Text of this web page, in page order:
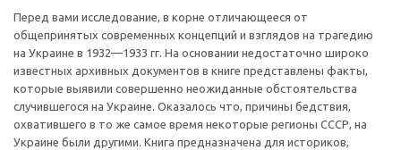
Перед вами исследование, в корне отличающееся от
общепринятых современных концепций и взглядов на трагедию
на Украине в 1932—1933 гг. На основании недостаточно широко
известных архивных документов в книге представлены факты,
которые выявили совершенно неожиданные обстоятельства
случившегося на Украине. Оказалось что, причины бедствия,
охватившего в то же самое время некоторые регионы СССР, на
Украине были другими. Книга предназначена для историков,